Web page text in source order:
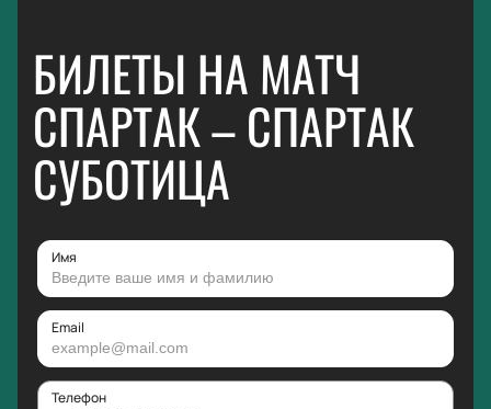
БИЛЕТЫ НА МАТЧ
СПАРТАК – СПАРТАК
СУБОТИЦА
Имя
Email
Телефон